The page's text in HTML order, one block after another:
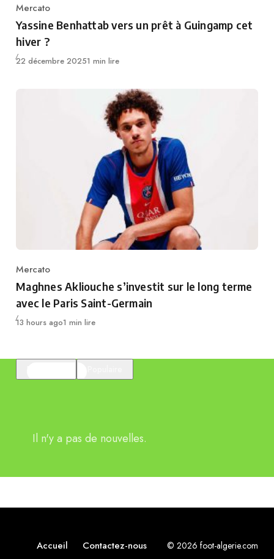
Category
Mercato
Yassine Benhattab vers un prêt à Guingamp cet
hiver ?
Publié
22 décembre 20251 min lire
Category
Mercato
Maghnes Akliouche s’investit sur le long terme
avec le Paris Saint-Germain
Publié
13 hours ago1 min lire
Il n'y a pas de nouvelles.
Accueil Contactez-nous © 2026 foot-algerie.com